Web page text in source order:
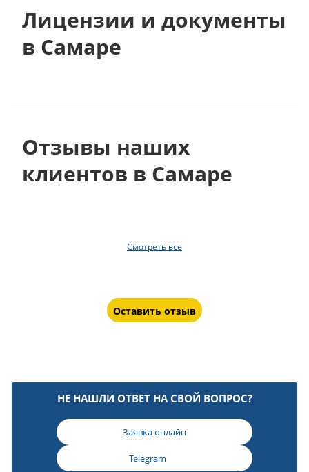
Лицензии и документы
в Самаре
Отзывы наших
клиентов в Самаре
Смотреть все
Оставить отзыв
НЕ НАШЛИ ОТВЕТ НА СВОЙ ВОПРОС?
Заявка онлайн
Telegram